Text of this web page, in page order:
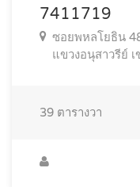
7411719
ซอยพหลโยธิน
แขวงอนุสาวรีย์
39 ตารางวา